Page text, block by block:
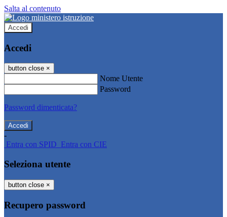
Salta al contenuto
Accedi
Accedi
button close ×
Nome Utente
Password
Password dimenticata?
-
Entra con SPID Entra con CIE
Seleziona utente
button close ×
Recupero password